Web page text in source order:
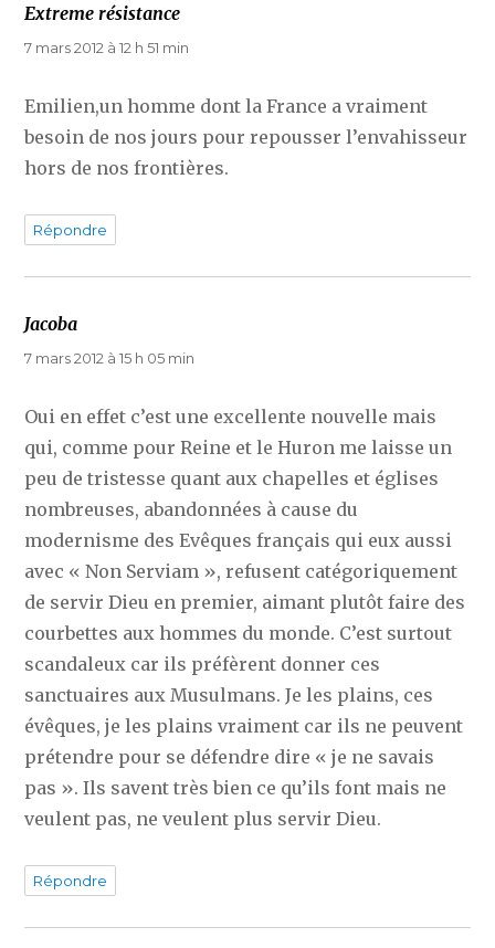
Extreme résistance
7 mars 2012 à 12 h 51 min
Emilien,un homme dont la France a vraiment
besoin de nos jours pour repousser l’envahisseur
hors de nos frontières.
Répondre
Jacoba
7 mars 2012 à 15 h 05 min
Oui en effet c’est une excellente nouvelle mais
qui, comme pour Reine et le Huron me laisse un
peu de tristesse quant aux chapelles et églises
nombreuses, abandonnées à cause du
modernisme des Evêques français qui eux aussi
avec « Non Serviam », refusent catégoriquement
de servir Dieu en premier, aimant plutôt faire des
courbettes aux hommes du monde. C’est surtout
scandaleux car ils préfèrent donner ces
sanctuaires aux Musulmans. Je les plains, ces
évêques, je les plains vraiment car ils ne peuvent
prétendre pour se défendre dire « je ne savais
pas ». Ils savent très bien ce qu’ils font mais ne
veulent pas, ne veulent plus servir Dieu.
Répondre